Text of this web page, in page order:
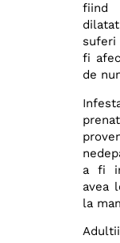
fiind
suferi
fi
de
a fi
avea
la